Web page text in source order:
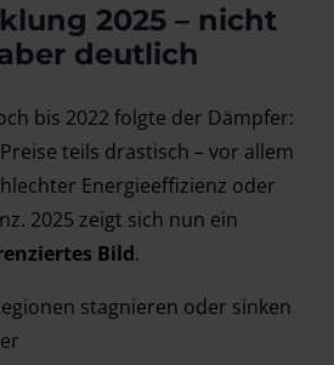
2025 – nicht
deutlich
bis 2022 folgte der Dämpfer:
teils drastisch – vor allem
Energieeffizienz oder
2025 zeigt sich nun ein
Bild.
stagnieren oder sinken